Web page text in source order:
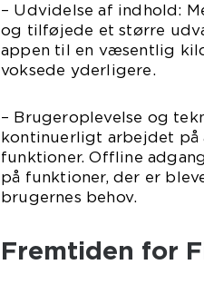
– Udvidelse af indhold:
og tilføjede et større
appen til en væsentlig
voksede yderligere.
– Brugeroplevelse og
kontinuerligt arbejdet
funktioner. Offline
på funktioner, der er
brugernes behov.
Fremtiden for